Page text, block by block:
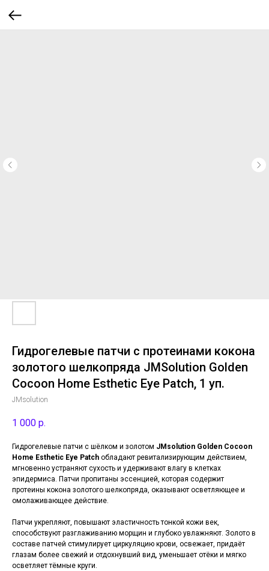
Гидрогелевые патчи с протеинами кокона
золотого шелкопряда JMSolution Golden
Cocoon Home Esthetic Eye Patch, 1 уп.
JMsolution
1 000 р.
Гидрогелевые патчи с шёлком и золотом JMsolution Golden Cocoon
Home Esthetic Eye Patch обладают ревитализирующим действием,
мгновенно устраняют сухость и удерживают влагу в клетках
эпидермиса. Патчи пропитаны эссенцией, которая содержит
протеины кокона золотого шелкопряда, оказывают осветляющее и
омолаживающее действие.
Патчи укрепляют, повышают эластичность тонкой кожи век,
способствуют разглаживанию морщин и глубоко увлажняют. Золото в
составе патчей стимулирует циркуляцию крови, освежает, придаёт
глазам более свежий и отдохнувший вид, уменьшает отёки и мягко
осветляет тёмные круги.